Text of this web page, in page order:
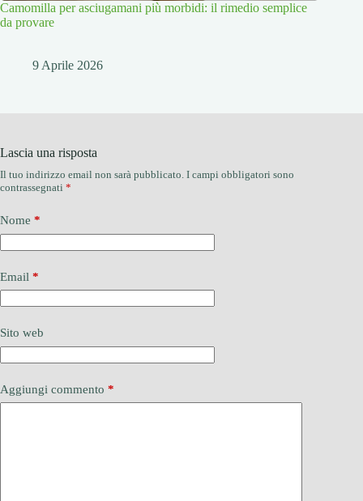
Camomilla per asciugamani più morbidi: il rimedio semplice
da provare
9 Aprile 2026
Lascia una risposta
Il tuo indirizzo email non sarà pubblicato. I campi obbligatori sono
contrassegnati *
Nome *
Email *
Sito web
Aggiungi commento *